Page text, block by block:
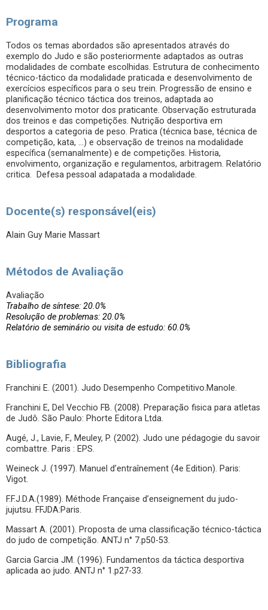
Programa
Todos os temas abordados são apresentados através do
exemplo do Judo e são posteriormente adaptados as outras
modalidades de combate escolhidas. Estrutura de conhecimento
técnico-táctico da modalidade praticada e desenvolvimento de
exercícios específicos para o seu trein. Progressão de ensino e
planificação técnico táctica dos treinos, adaptada ao
desenvolvimento motor dos praticante. Observação estruturada
dos treinos e das competições. Nutrição desportiva em
desportos a categoria de peso. Pratica (técnica base, técnica de
competição, kata, …) e observação de treinos na modalidade
específica (semanalmente) e de competições. Historia,
envolvimento, organização e regulamentos, arbitragem. Relatório
critica. Defesa pessoal adapatada a modalidade.
Docente(s) responsável(eis)
Alain Guy Marie Massart
Métodos de Avaliação
Avaliação
Trabalho de síntese: 20.0%
Resolução de problemas: 20.0%
Relatório de seminário ou visita de estudo: 60.0%
Bibliografia
Franchini E. (2001). Judo Desempenho Competitivo.Manole.
Franchini E, Del Vecchio FB. (2008). Preparação fisica para atletas
de Judô. São Paulo: Phorte Editora Ltda.
Augé, J., Lavie, F., Meuley, P. (2002). Judo une pédagogie du savoir
combattre. Paris : EPS.
Weineck J. (1997). Manuel d’entraînement (4e Edition). Paris:
Vigot.
F.F.J.D.A.(1989). Méthode Française d’enseignement du judo-
jujutsu. FFJDA:Paris.
Massart A. (2001). Proposta de uma classificação técnico-táctica
do judo de competição. ANTJ n° 7.p50-53.
Garcia Garcia JM. (1996). Fundamentos da táctica desportiva
aplicada ao judo. ANTJ n° 1.p27-33.